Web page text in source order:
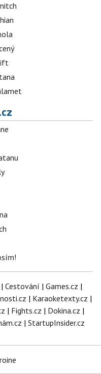
Cestování | Games.cz |
| Karaoketexty.cz |
| Fights.cz | Dokina.cz |
| StartupInsider.cz